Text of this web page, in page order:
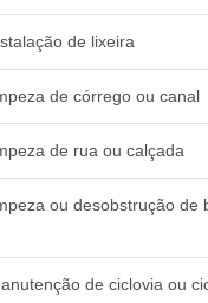
de lixeira
de córrego ou canal
de rua ou calçada
ou desobstrução de
de ciclovia ou